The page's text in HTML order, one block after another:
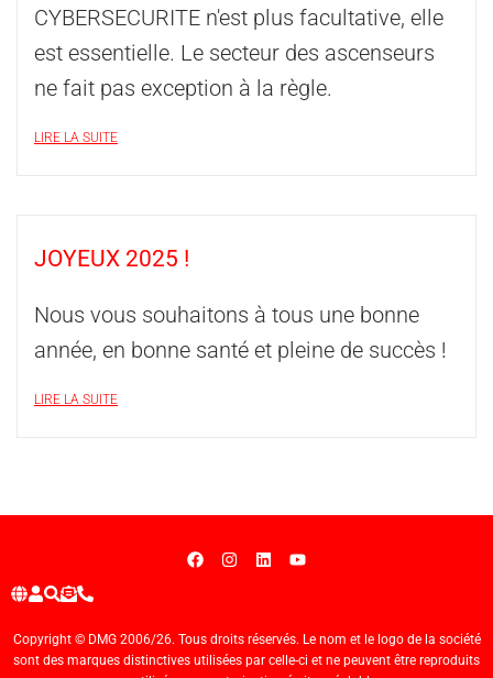
CYBERSECURITE n'est plus facultative, elle
est essentielle. Le secteur des ascenseurs
ne fait pas exception à la règle.
LIRE LA SUITE
JOYEUX 2025 !
Nous vous souhaitons à tous une bonne
année, en bonne santé et pleine de succès !
LIRE LA SUITE
Copyright © DMG 2006/26. Tous droits réservés. Le nom et le logo de la société
sont des marques distinctives utilisées par celle-ci et ne peuvent être reproduits